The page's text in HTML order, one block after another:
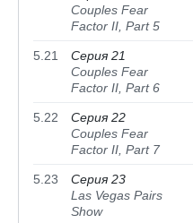
Couples Fear
Factor II, Part 5
5.21
Серия 21
Couples Fear
Factor II, Part 6
5.22
Серия 22
Couples Fear
Factor II, Part 7
5.23
Серия 23
Las Vegas Pairs
Show